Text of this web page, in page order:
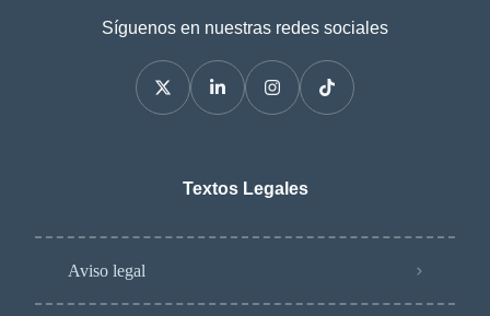
Síguenos en nuestras redes sociales
Textos Legales
Aviso legal